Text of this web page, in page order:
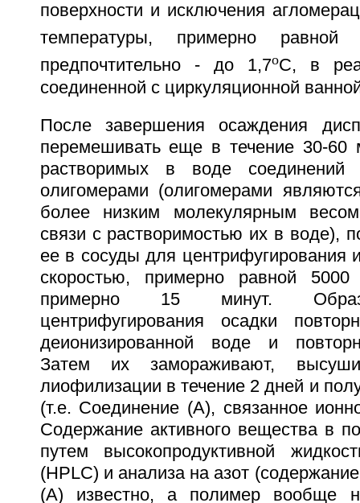
поверхности и исключения
температуры, примерно
предпочтительно - до 1,7oС, в
соединенной с циркуляционной
После завершения осаждения
перемешивать еще в течение 30-60
растворимых в воде
олигомерами (олигомерами
более низким молекулярным
связи с растворимостью их в воде),
ее в сосуды для центрифугирования
скоростью, примерно равной
примерно 15 минут.
центрифугирования осадки
деионизированной воде и
Затем их замораживают,
лиофилизации в течение 2 дней и
(т.е. Соединение (А), связанное
Содержание активного вещества в
путем высокопродуктивной
(HPLC) и анализа на азот
(А) известно, а полимер вообще